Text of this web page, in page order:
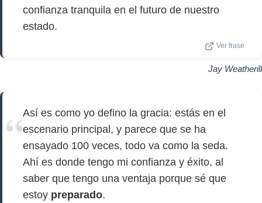
confianza tranquila en el futuro de nuestro
estado.
Ver frase
Jay Weatherill
Así es como yo defino la gracia: estás en el
escenario principal, y parece que se ha
ensayado 100 veces, todo va como la seda.
Ahí es donde tengo mi confianza y éxito, al
saber que tengo una ventaja porque sé que
estoy preparado.